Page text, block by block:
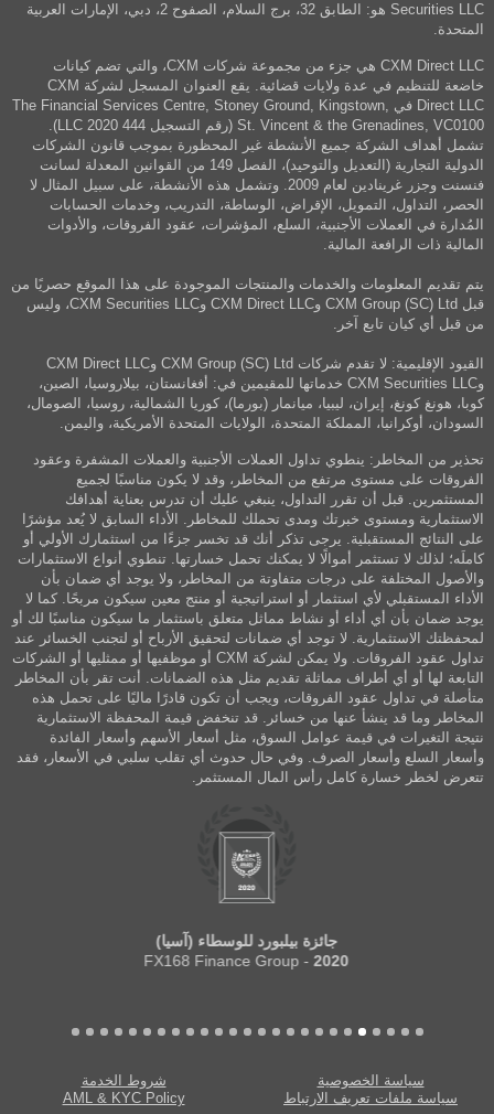
Securities LLC هو: الطابق 32، برج السلام، الصفوح 2، دبي، الإمارات العربية
المتحدة.
CXM Direct LLC هي جزء من مجموعة شركات CXM، والتي تضم كيانات
خاضعة للتنظيم في عدة ولايات قضائية. يقع العنوان المسجل لشركة CXM
Direct LLC في The Financial Services Centre, Stoney Ground, Kingstown,
St. Vincent & the Grenadines, VC0100 (رقم التسجيل 444 LLC 2020).
تشمل أهداف الشركة جميع الأنشطة غير المحظورة بموجب قانون الشركات
الدولية التجارية (التعديل والتوحيد)، الفصل 149 من القوانين المعدلة لسانت
فنسنت وجزر غرينادين لعام 2009. وتشمل هذه الأنشطة، على سبيل المثال لا
الحصر، التداول، التمويل، الإقراض، الوساطة، التدريب، وخدمات الحسابات
المُدارة في العملات الأجنبية، السلع، المؤشرات، عقود الفروقات، والأدوات
المالية ذات الرافعة المالية.
يتم تقديم المعلومات والخدمات والمنتجات الموجودة على هذا الموقع حصريًا من
قبل CXM Group (SC) Ltd وCXM Direct LLC وCXM Securities LLC، وليس
من قبل أي كيان تابع آخر.
القيود الإقليمية: لا تقدم شركات CXM Group (SC) Ltd وCXM Direct LLC
وCXM Securities LLC خدماتها للمقيمين في: أفغانستان، بيلاروسيا، الصين،
كوبا، هونغ كونغ، إيران، ليبيا، ميانمار (بورما)، كوريا الشمالية، روسيا، الصومال،
السودان، أوكرانيا، المملكة المتحدة، الولايات المتحدة الأمريكية، واليمن.
تحذير من المخاطر: ينطوي تداول العملات الأجنبية والعملات المشفرة وعقود
الفروقات على مستوى مرتفع من المخاطر، وقد لا يكون مناسبًا لجميع
المستثمرين. قبل أن تقرر التداول، ينبغي عليك أن تدرس بعناية أهدافك
الاستثمارية ومستوى خبرتك ومدى تحملك للمخاطر. الأداء السابق لا يُعد مؤشرًا
على النتائج المستقبلية. يرجى تذكر أنك قد تخسر جزءًا من استثمارك الأولي أو
كاملَه؛ لذلك لا تستثمر أموالًا لا يمكنك تحمل خسارتها. تنطوي أنواع الاستثمارات
والأصول المختلفة على درجات متفاوتة من المخاطر، ولا يوجد أي ضمان بأن
الأداء المستقبلي لأي استثمار أو استراتيجية أو منتج معين سيكون مربحًا. كما لا
يوجد ضمان بأن أي أداء أو نشاط مماثل متعلق باستثمار ما سيكون مناسبًا لك أو
لمحفظتك الاستثمارية. لا توجد أي ضمانات لتحقيق الأرباح أو لتجنب الخسائر عند
تداول عقود الفروقات. ولا يمكن لشركة CXM أو موظفيها أو ممثليها أو الشركات
التابعة لها أو أي أطراف مماثلة تقديم مثل هذه الضمانات. أنت تقر بأن المخاطر
متأصلة في تداول عقود الفروقات، ويجب أن تكون قادرًا ماليًا على تحمل هذه
المخاطر وما قد ينشأ عنها من خسائر. قد تنخفض قيمة المحفظة الاستثمارية
نتيجة التغيرات في قيمة عوامل السوق، مثل أسعار الأسهم وأسعار الفائدة
وأسعار السلع وأسعار الصرف. وفي حال حدوث أي تقلب سلبي في الأسعار، فقد
تتعرض لخطر خسارة كامل رأس المال المستثمر.
جائزة بيلبورد للوسطاء (آسيا)
2020
- FX168 Finance Group
سياسة الخصوصية
شروط الخدمة
سياسة ملفات تعريف الارتباط
AML & KYC Policy